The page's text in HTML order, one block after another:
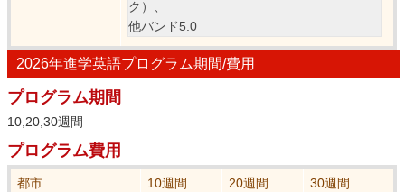
ク）、
他バンド5.0
2026年進学英語プログラム期間/費用
プログラム期間
10,20,30週間
プログラム費用
都市 10週間 20週間 30週間